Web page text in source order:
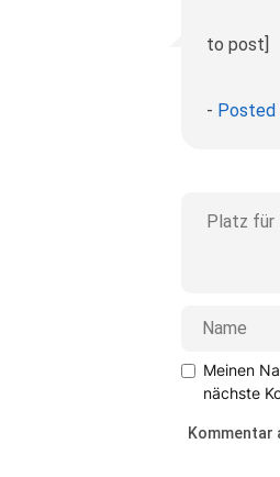
to post]
- Posted
Meinen
nächste